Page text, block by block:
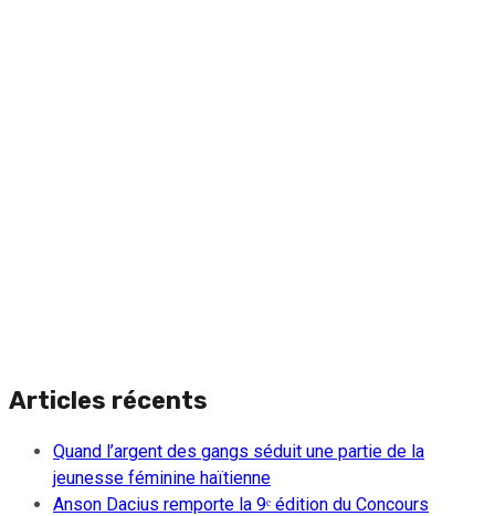
Articles récents
Quand l’argent des gangs séduit une partie de la
jeunesse féminine haïtienne
Anson Dacius remporte la 9ᵉ édition du Concours